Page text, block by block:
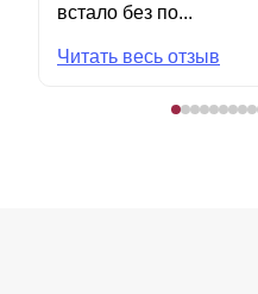
встало без по...
Читать весь отзыв